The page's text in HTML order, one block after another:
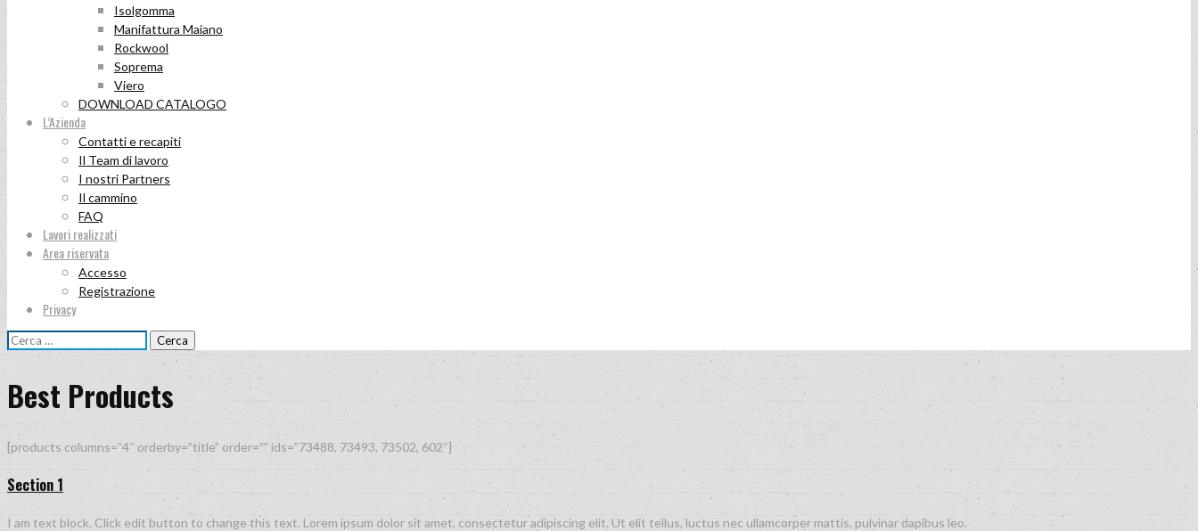
Isolgomma
Manifattura Maiano
Rockwool
Soprema
Viero
DOWNLOAD CATALOGO
L’Azienda
Contatti e recapiti
Il Team di lavoro
I nostri Partners
Il cammino
FAQ
Lavori realizzati
Area riservata
Accesso
Registrazione
Privacy
Ricerca
per:
Best Products
[products columns=”4″ orderby=”title” order=”” ids=”73488, 73493, 73502, 602″]
Section 1
I am text block. Click edit button to change this text. Lorem ipsum dolor sit amet, consectetur adipiscing elit. Ut elit tellus, luctus nec ullamcorper mattis, pulvinar dapibus leo.